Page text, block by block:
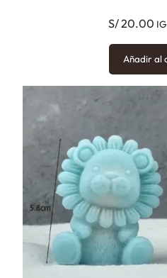
S/20.00
Añadir al